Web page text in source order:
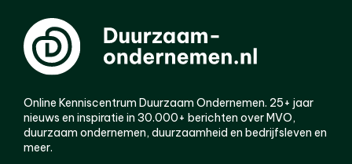
Online Kenniscentrum Duurzaam Ondernemen. 25+ jaar
nieuws en inspiratie in 30.000+ berichten over MVO,
duurzaam ondernemen, duurzaamheid en bedrijfsleven en
meer.